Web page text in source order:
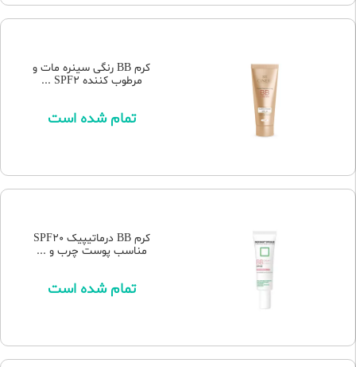
کرم BB رنگی سینره مات و
مرطوب کننده SPF2 ...
تمام شده است
کرم BB درماتیپیک SPF20
مناسب پوست چرب و ...
تمام شده است